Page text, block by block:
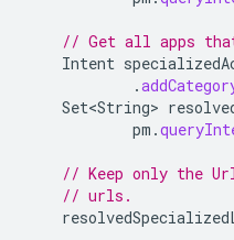
// Get all apps
Intent
.
Set<String>
pm .
// Keep only the
// urls.